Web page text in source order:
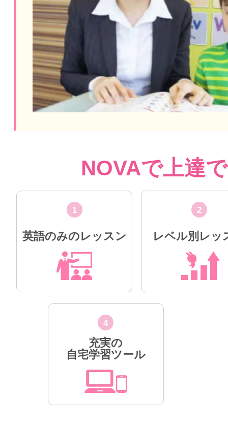
NOVAで上達
1
英語のみのレッスン
2
レベル別レッ
4
充実の
自宅学習ツール